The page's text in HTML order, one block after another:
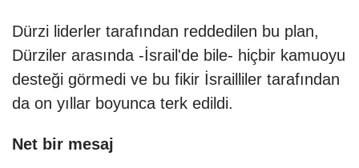
Dürzi liderler tarafından reddedilen bu plan,
Dürziler arasında -İsrail'de bile- hiçbir kamuoyu
desteği görmedi ve bu fikir İsrailliler tarafından
da on yıllar boyunca terk edildi.
Net bir mesaj